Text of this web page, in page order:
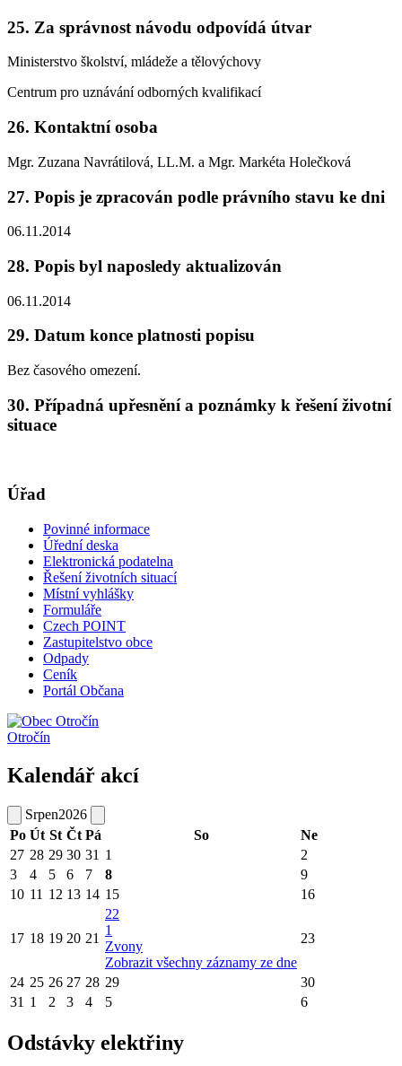
25. Za správnost návodu odpovídá útvar
Ministerstvo školství, mládeže a tělovýchovy
Centrum pro uznávání odborných kvalifikací
26. Kontaktní osoba
Mgr. Zuzana Navrátilová, LL.M. a Mgr. Markéta Holečková
27. Popis je zpracován podle právního stavu ke dni
06.11.2014
28. Popis byl naposledy aktualizován
06.11.2014
29. Datum konce platnosti popisu
Bez časového omezení.
30. Případná upřesnění a poznámky k řešení životní
situace
Úřad
Povinné informace
Úřední deska
Elektronická podatelna
Řešení životních situací
Místní vyhlášky
Formuláře
Czech POINT
Zastupitelstvo obce
Odpady
Ceník
Portál Občana
Otročín
Kalendář akcí
Srpen2026
Po Út St Čt Pá So
Ne
27 28 29 30 31 1
2
3
4 5 6 7 8
9
10 11 12 13 14 15 16
17 18 19 20 21
22
1
Zvony
Zobrazit všechny záznamy ze dne
23
24 25 26 27 28 29
30
31 1 2 3 4 5 6
Odstávky elektřiny